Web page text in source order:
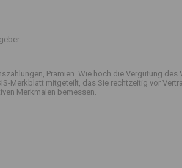
Prämien. Wie hoch die Vergütung
Merkblatt mitgeteilt, das Sie rechtzeitig vor
Merkmalen bemessen.